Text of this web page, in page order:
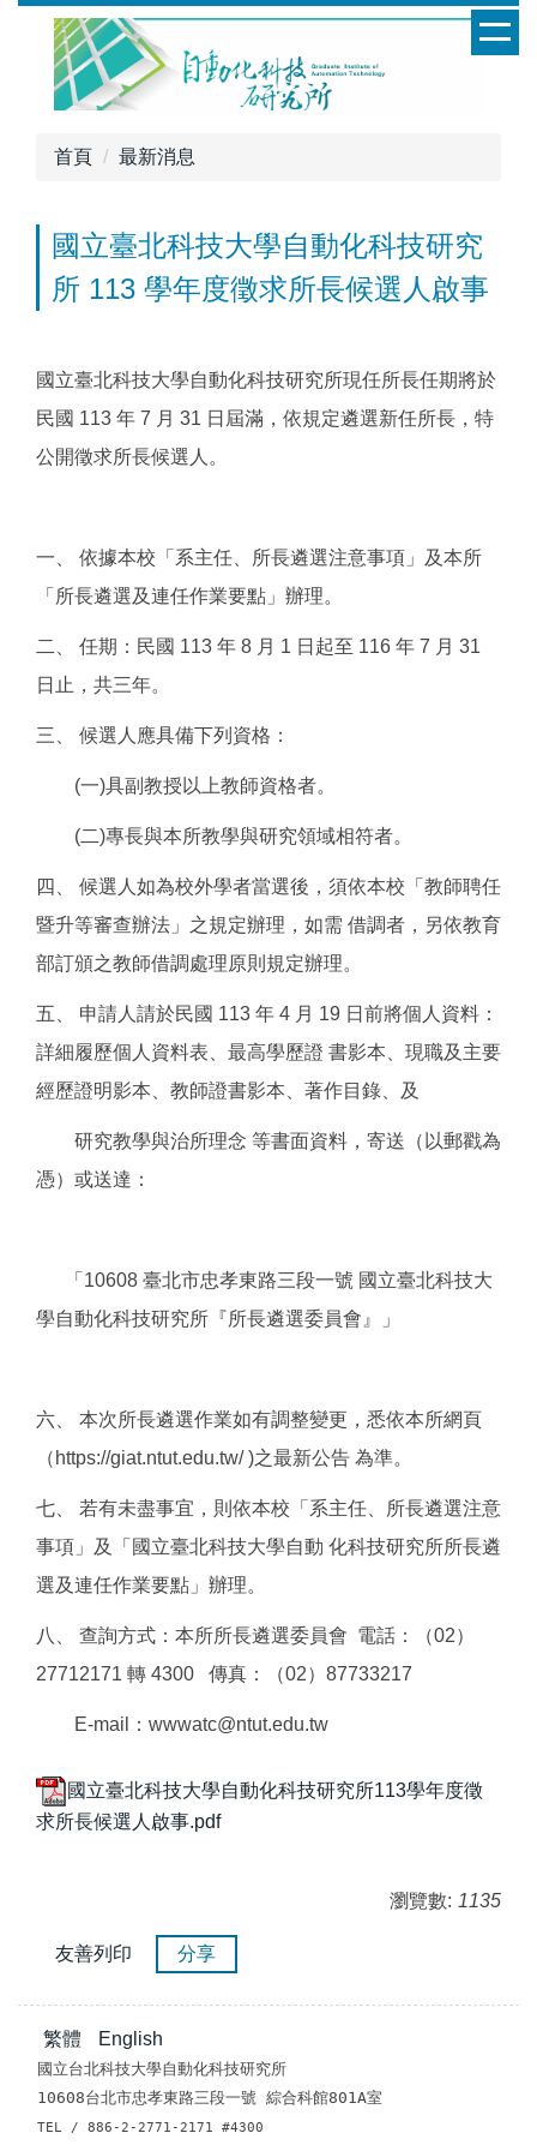
首頁 最新消息
國立臺北科技大學自動化科技研究
所 113 學年度徵求所長候選人啟事
國立臺北科技大學自動化科技研究所現任所長任期將於
民國 113 年 7 月 31 日屆滿，依規定遴選新任所長，特
公開徵求所長候選人。
一、 依據本校「系主任、所長遴選注意事項」及本所
「所長遴選及連任作業要點」辦理。
二、 任期：民國 113 年 8 月 1 日起至 116 年 7 月 31
日止，共三年。
三、 候選人應具備下列資格：
(一)具副教授以上教師資格者。
(二)專長與本所教學與研究領域相符者。
四、 候選人如為校外學者當選後，須依本校「教師聘任
暨升等審查辦法」之規定辦理，如需 借調者，另依教育
部訂頒之教師借調處理原則規定辦理。
五、 申請人請於民國 113 年 4 月 19 日前將個人資料：
詳細履歷個人資料表、最高學歷證 書影本、現職及主要
經歷證明影本、教師證書影本、著作目錄、及
研究教學與治所理念 等書面資料，寄送（以郵戳為
憑）或送達：
「10608 臺北市忠孝東路三段一號 國立臺北科技大
學自動化科技研究所『所長遴選委員會』」
六、 本次所長遴選作業如有調整變更，悉依本所網頁
（https://giat.ntut.edu.tw/ )之最新公告 為準。
七、 若有未盡事宜，則依本校「系主任、所長遴選注意
事項」及「國立臺北科技大學自動 化科技研究所所長遴
選及連任作業要點」辦理。
八、 查詢方式：本所所長遴選委員會 電話：（02）
27712171 轉 4300 傳真：（02）87733217
E-mail：wwwatc@ntut.edu.tw
國立臺北科技大學自動化科技研究所113學年度徵
求所長候選人啟事.pdf
瀏覽數: 1135
友善列印 分享
繁體 English
國立台北科技大學自動化科技研究所
10608台北市忠孝東路三段一號 綜合科館801A室
TEL / 886-2-2771-2171 #4300